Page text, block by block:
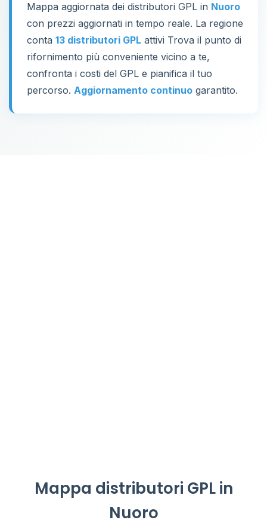
Mappa aggiornata dei distributori GPL in Nuoro
con prezzi aggiornati in tempo reale. La regione
conta 13 distributori GPL attivi Trova il punto di
rifornimento più conveniente vicino a te,
confronta i costi del GPL e pianifica il tuo
percorso. Aggiornamento continuo garantito.
Mappa distributori GPL in
Nuoro